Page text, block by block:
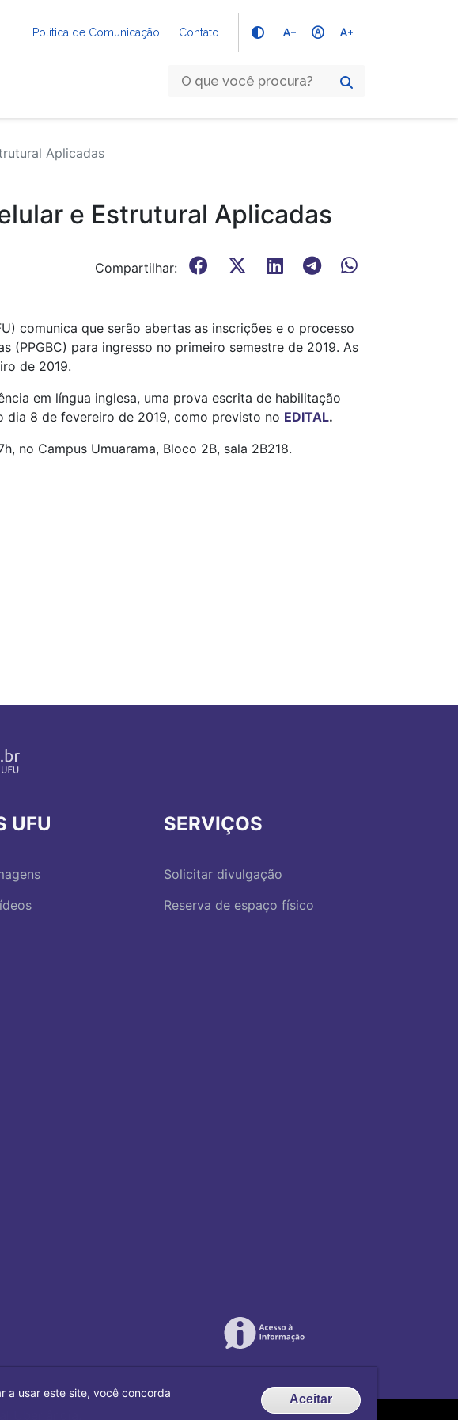
Política de Comunicação Contato text_decrease hdr_auto text_increase
Aplicadas
e Estrutural Aplicadas
Compartilhar:
comunica que serão abertas as inscrições e o processo
(PPGBC) para ingresso no primeiro semestre de 2019. As
de 2019.
em língua inglesa, uma prova escrita de habilitação
8 de fevereiro de 2019, como previsto no EDITAL.
no Campus Umuarama, Bloco 2B, sala 2B218.
UFU SERVIÇOS
Solicitar divulgação
Reserva de espaço físico
Uberlândia.
a usar este site, você concorda
Aceitar